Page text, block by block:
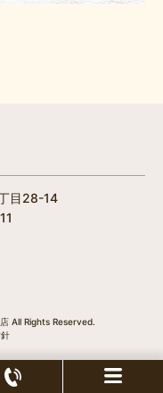
目28-14
All Rights Reserved.